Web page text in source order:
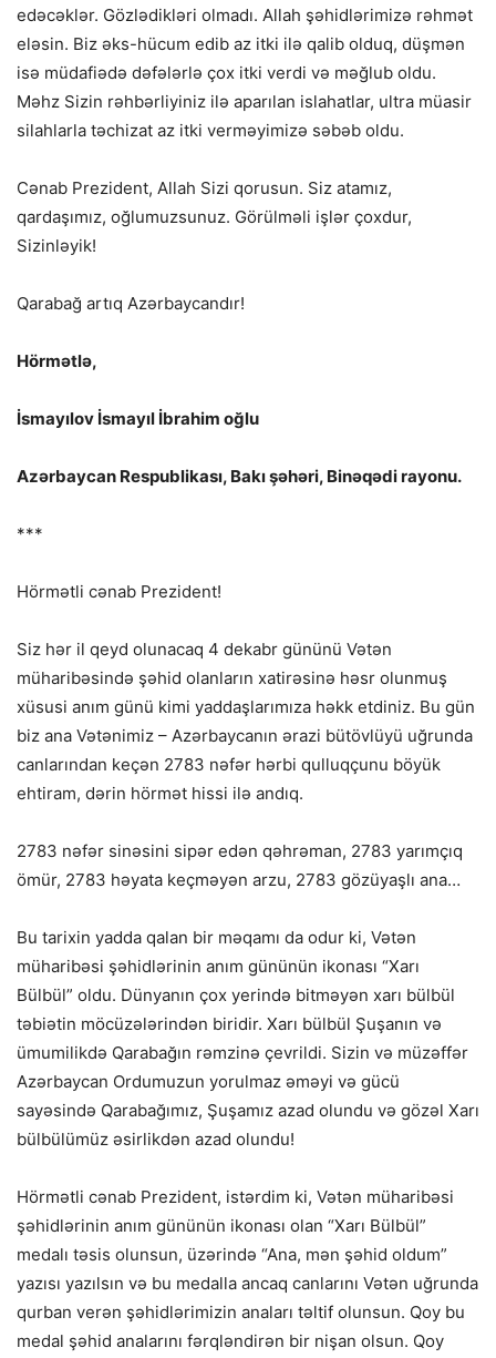
edəcəklər. Gözlədikləri olmadı. Allah şəhidlərimizə rəhmət
eləsin. Biz əks-hücum edib az itki ilə qalib olduq, düşmən
isə müdafiədə dəfələrlə çox itki verdi və məğlub oldu.
Məhz Sizin rəhbərliyiniz ilə aparılan islahatlar, ultra müasir
silahlarla təchizat az itki verməyimizə səbəb oldu.
Cənab Prezident, Allah Sizi qorusun. Siz atamız,
qardaşımız, oğlumuzsunuz. Görülməli işlər çoxdur,
Sizinləyik!
Qarabağ artıq Azərbaycandır!
Hörmətlə,
İsmayılov İsmayıl İbrahim oğlu
Azərbaycan Respublikası, Bakı şəhəri, Binəqədi rayonu.
***
Hörmətli cənab Prezident!
Siz hər il qeyd olunacaq 4 dekabr gününü Vətən
müharibəsində şəhid olanların xatirəsinə həsr olunmuş
xüsusi anım günü kimi yaddaşlarımıza həkk etdiniz. Bu gün
biz ana Vətənimiz – Azərbaycanın ərazi bütövlüyü uğrunda
canlarından keçən 2783 nəfər hərbi qulluqçunu böyük
ehtiram, dərin hörmət hissi ilə andıq.
2783 nəfər sinəsini sipər edən qəhrəman, 2783 yarımçıq
ömür, 2783 həyata keçməyən arzu, 2783 gözüyaşlı ana…
Bu tarixin yadda qalan bir məqamı da odur ki, Vətən
müharibəsi şəhidlərinin anım gününün ikonası “Xarı
Bülbül” oldu. Dünyanın çox yerində bitməyən xarı bülbül
təbiətin möcüzələrindən biridir. Xarı bülbül Şuşanın və
ümumilikdə Qarabağın rəmzinə çevrildi. Sizin və müzəffər
Azərbaycan Ordumuzun yorulmaz əməyi və gücü
sayəsində Qarabağımız, Şuşamız azad olundu və gözəl Xarı
bülbülümüz əsirlikdən azad olundu!
Hörmətli cənab Prezident, istərdim ki, Vətən müharibəsi
şəhidlərinin anım gününün ikonası olan “Xarı Bülbül”
medalı təsis olunsun, üzərində “Ana, mən şəhid oldum”
yazısı yazılsın və bu medalla ancaq canlarını Vətən uğrunda
qurban verən şəhidlərimizin anaları təltif olunsun. Qoy bu
medal şəhid analarını fərqləndirən bir nişan olsun. Qoy